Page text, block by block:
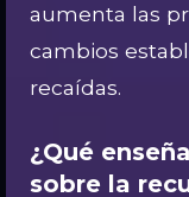
aumenta las
cambios
recaídas.
¿Qué
sobre la